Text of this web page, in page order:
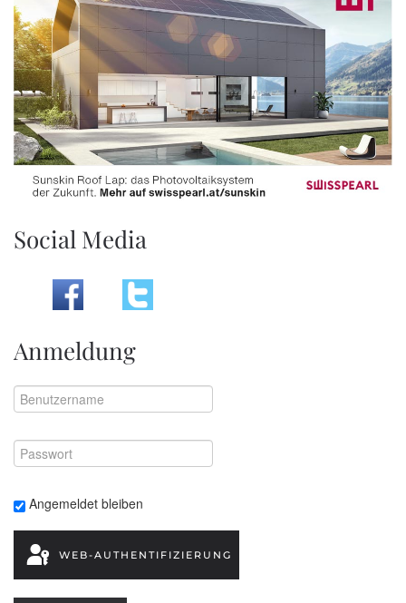
Social Media
Anmeldung
Angemeldet bleiben
WEB-AUTHENTIFIZIERUNG